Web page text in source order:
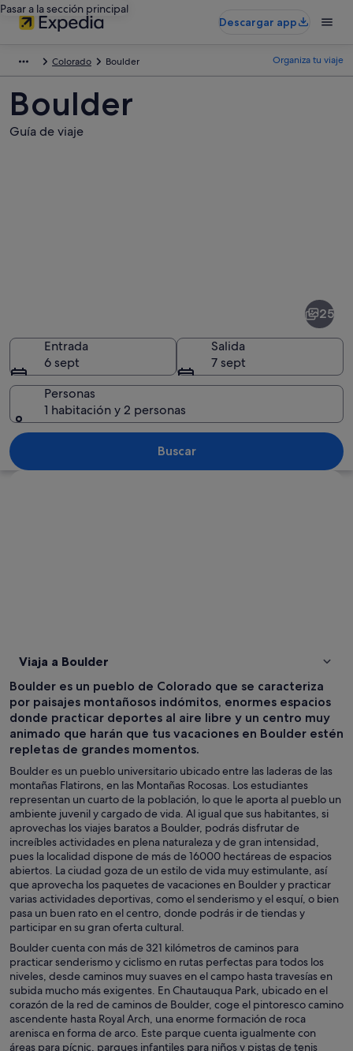
Pasar a la sección principal
Descargar app
Colorado Boulder Organiza tu viaje
Boulder
Guía de viaje
Una esquina de calle con un
25
Entrada
6 sept
Salida
7 sept
Personas
1 habitación y 2 personas
Buscar
Viaja a Boulder
Boulder es un pueblo de Colorado que se caracteriza
por paisajes montañosos indómitos, enormes espacios
donde practicar deportes al aire libre y un centro muy
animado que harán que tus vacaciones en Boulder estén
repletas de grandes momentos.
Boulder es un pueblo universitario ubicado entre las laderas de las
montañas Flatirons, en las Montañas Rocosas. Los estudiantes
representan un cuarto de la población, lo que le aporta al pueblo un
ambiente juvenil y cargado de vida. Al igual que sus habitantes, si
aprovechas los viajes baratos a Boulder, podrás disfrutar de
increíbles actividades en plena naturaleza y de gran intensidad,
pues la localidad dispone de más de 16000 hectáreas de espacios
abiertos. La ciudad goza de un estilo de vida muy estimulante, así
que aprovecha los paquetes de vacaciones en Boulder y practicar
varias actividades deportivas, como el senderismo y el esquí, o bien
pasa un buen rato en el centro, donde podrás ir de tiendas y
participar en su gran oferta cultural.
Boulder cuenta con más de 321 kilómetros de caminos para
practicar senderismo y ciclismo en rutas perfectas para todos los
niveles, desde caminos muy suaves en el campo hasta travesías en
subida mucho más exigentes. En Chautauqua Park, ubicado en el
corazón de la red de caminos de Boulder, coge el pintoresco camino
ascendente hasta Royal Arch, una enorme formación de roca
arenisca en forma de arco. Este parque cuenta igualmente con
áreas para pícnic, parques infantiles para niños y pistas de tenis